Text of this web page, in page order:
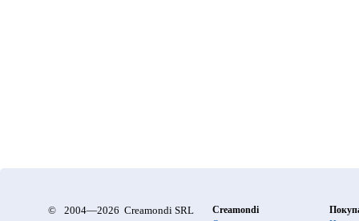
© 2004—2026 Creamondi SRL
Creamondi